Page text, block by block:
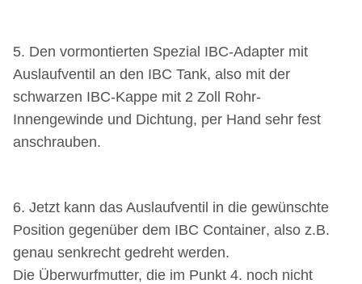
5. Den vormontierten Spezial IBC-Adapter mit
Auslaufventil an den IBC Tank, also mit der
schwarzen IBC-Kappe mit 2 Zoll Rohr-
Innengewinde und Dichtung, per Hand sehr fest
anschrauben.
6. Jetzt kann das Auslaufventil in die gewünschte
Position gegenüber dem IBC Container, also z.B.
genau senkrecht gedreht werden.
Die Überwurfmutter, die im Punkt 4. noch nicht